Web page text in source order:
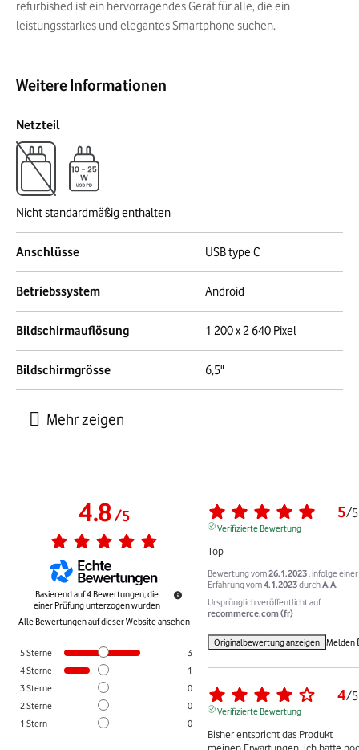
refurbished ist ein hervorragendes Gerät für alle, die ein
leistungsstarkes und elegantes Smartphone suchen.
Weitere Informationen
Netzteil
Nicht standardmäßig enthalten
Anschlüsse USB type C
Betriebssystem Android
Bildschirmauflösung 1 200 x 2 640 Pixel
Bildschirmgrösse 6,5"
4.8/5
Basierend auf4 Bewertungen, die
einer Prüfung unterzogen wurden
Alle Bewertungen auf dieser Website ansehen
5Sterne
3
4Sterne
1
3Sterne
0
2Sterne
0
1 Stern 0
5/5
Verifizierte Bewertung
Top
Bewertung vom26.1.2023 , infolge einer
Erfahrung vom4.1.2023durchA.A.
Ursprünglich veröffentlicht auf
recommerce.com (fr)
Originalbewertung anzeigen Melden
4/5
Verifizierte Bewertung
Bisher entspricht das Produkt
meinen Erwartungen, ich hatte